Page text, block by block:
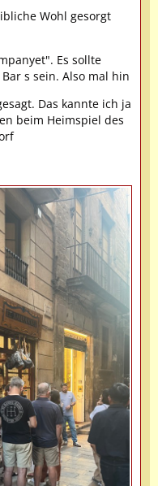
Wohl gesorgt
Es sollte
s sein. Also mal hin
Das kannte ich ja
beim Heimspiel des